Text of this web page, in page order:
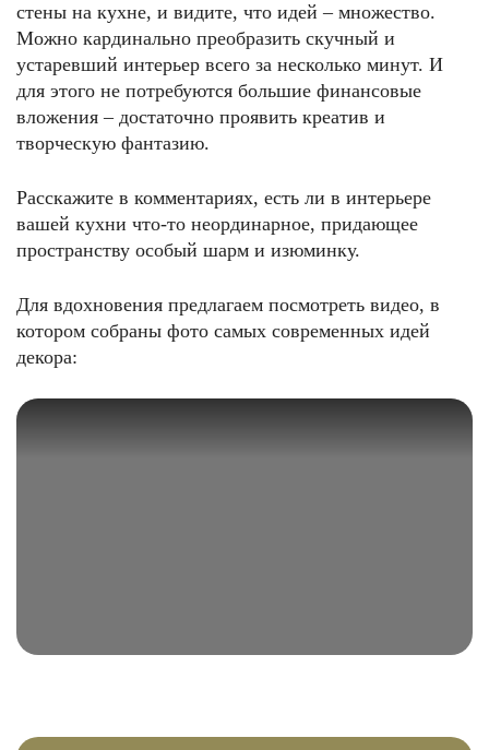
ФОТО: verba-house.ru
ФОТО: avatars.mds.yandex.net
стены на кухне, и видите, что идей – множество.
Можно кардинально преобразить скучный и
устаревший интерьер всего за несколько минут. И
для этого не потребуются большие финансовые
вложения – достаточно проявить креатив и
творческую фантазию.
Расскажите в комментариях, есть ли в интерьере
вашей кухни что-то неординарное, придающее
пространству особый шарм и изюминку.
Для вдохновения предлагаем посмотреть видео, в
котором собраны фото самых современных идей
декора: